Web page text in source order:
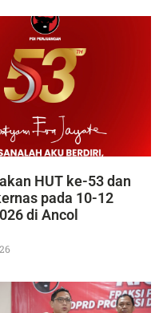
HUT ke-53 dan
pada 10-12
di Ancol